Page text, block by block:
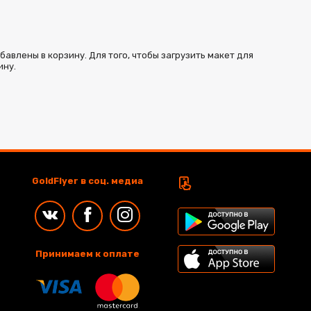
в корзину. Для того, чтобы загрузить макет для
GoldFlyer в соц. медиа
Принимаем к оплате